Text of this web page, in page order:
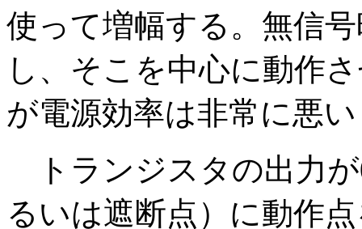
使って増幅する。無信
し、そこを中心に動作
が電源効率は非常に悪い
トランジスタの出力
るいは遮断点）に動作